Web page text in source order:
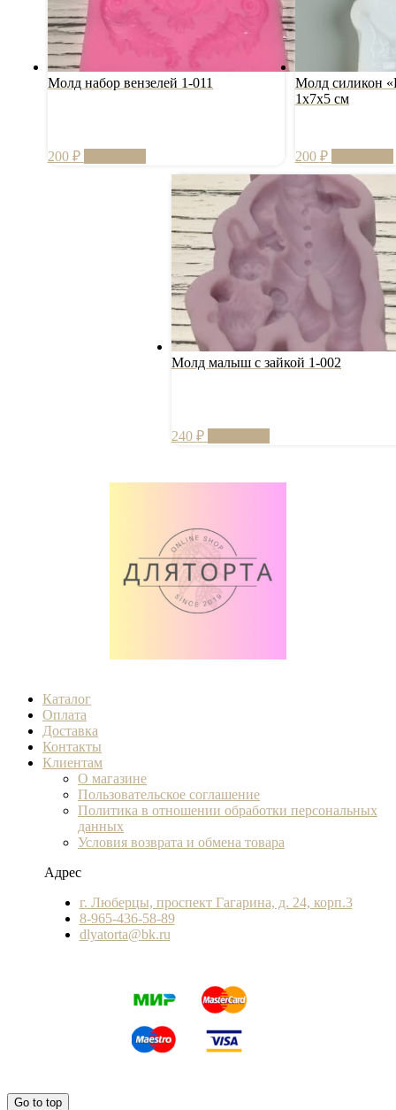
Молд набор вензелей 1-011
200 ₽
Молд силикон
1х7х5 см
200 ₽
Молд малыш с зайкой 1-002
240 ₽
Каталог
Оплата
Доставка
Контакты
Клиентам
О магазине
Пользовательское соглашение
Политика в отношении обработки персональных
данных
Условия возврата и обмена товара
Адрес
г. Люберцы, проспект Гагарина, д. 24, корп.3
8-965-436-58-89
dlyatorta@bk.ru
Go to top